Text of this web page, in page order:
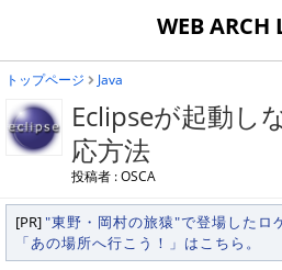
WEB ARCH
トップページ Java
Eclipseが起動し
応方法
投稿者 : OSCA
[PR]"東野・岡村の旅猿"で登場したロ
「あの場所へ行こう！」はこちら。